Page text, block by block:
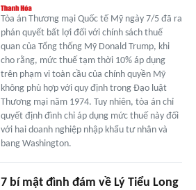
Tòa án Thương mại Quốc tế Mỹ ngày 7/5 đã ra
phán quyết bất lợi đối với chính sách thuế
quan của Tổng thống Mỹ Donald Trump, khi
cho rằng, mức thuế tạm thời 10% áp dụng
trên phạm vi toàn cầu của chính quyền Mỹ
không phù hợp với quy định trong Đạo luật
Thương mại năm 1974. Tuy nhiên, tòa án chỉ
quyết định đình chỉ áp dụng mức thuế này đối
với hai doanh nghiệp nhập khẩu tư nhân và
bang Washington.
7 bí mật đình đám về Lý Tiểu Long